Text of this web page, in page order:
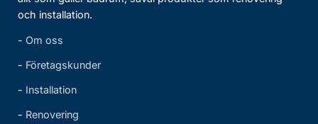
och installation.
- Om oss
- Företagskunder
- Installation
- Renovering